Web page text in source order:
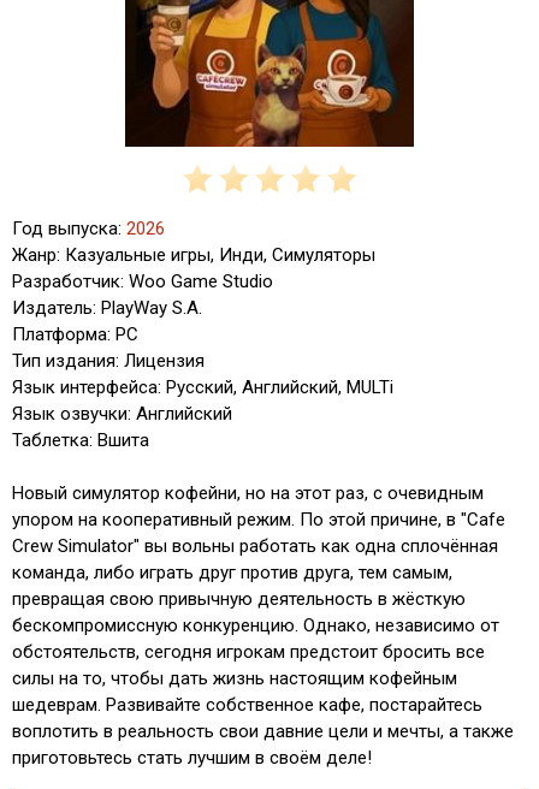
Год выпуска: 2026
Жанр: Казуальные игры, Инди, Симуляторы
Разработчик: Woo Game Studio
Издатель: PlayWay S.A.
Платформа: PC
Тип издания: Лицензия
Язык интерфейса: Русский, Английский, MULTi
Язык озвучки: Английский
Таблетка: Вшита
Новый симулятор кофейни, но на этот раз, с очевидным
упором на кооперативный режим. По этой причине, в "Cafe
Crew Simulator" вы вольны работать как одна сплочённая
команда, либо играть друг против друга, тем самым,
превращая свою привычную деятельность в жёсткую
бескомпромиссную конкуренцию. Однако, независимо от
обстоятельств, сегодня игрокам предстоит бросить все
силы на то, чтобы дать жизнь настоящим кофейным
шедеврам. Развивайте собственное кафе, постарайтесь
воплотить в реальность свои давние цели и мечты, а также
приготовьтесь стать лучшим в своём деле!